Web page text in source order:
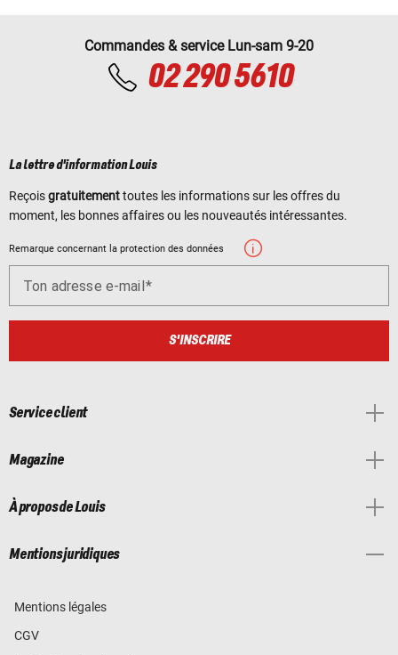
Commandes & service Lun-sam 9-20
02 290 5610
La lettre d'information Louis
Reçoisgratuitementtoutes les informations sur les offres du
moment, les bonnes affaires ou les nouveautés intéressantes.
Remarque concernant la protection des données
Ton adresse e-mail
S'INSCRIRE
Service client
Magazine
À propos de Louis
Mentions juridiques
Mentions légales
CGV